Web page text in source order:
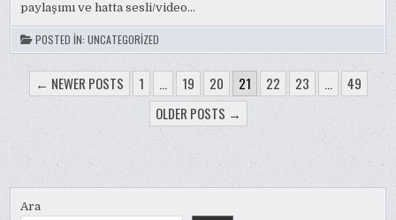
paylaşımı ve hatta sesli/video…
POSTED IN:UNCATEGORIZED
YAZI
SAYFALAMASI
← NEWER POSTS 1 … 19 20 21 22 23 …
49
OLDER POSTS →
Ara